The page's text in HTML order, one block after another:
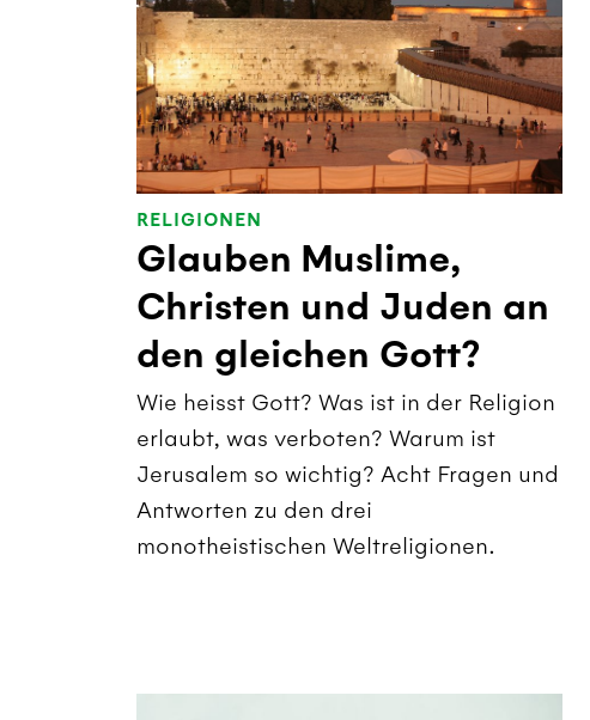
RELIGIONEN
Glauben Muslime,
Christen und Juden an
den gleichen Gott?
Wie heisst Gott? Was ist in der Religion
erlaubt, was verboten? Warum ist
Jerusalem so wichtig? Acht Fragen und
Antworten zu den drei
monotheistischen Weltreligionen.